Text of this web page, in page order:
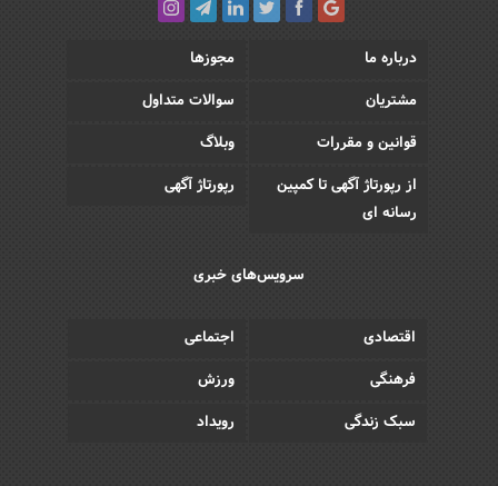
درباره ما
مجوزها
مشتریان
سوالات متداول
قوانین و مقررات
وبلاگ
از رپورتاژ آگهی تا کمپین
رسانه ای
رپورتاژ آگهی
سرویس‌های خبری
اقتصادی
اجتماعی
فرهنگی
ورزش
سبک زندگی
رویداد